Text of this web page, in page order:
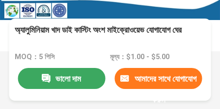
অ্যালুমিনিয়াম খাদ ডাই কাস্টিং অংশ মাইক্রোওয়েভ যোগাযোগ ঘের
MOQ：5 পিসি মূল্য：$1.00 - $5.00
ভালো দাম আমাদের সাথে যোগাযোগ
করুন